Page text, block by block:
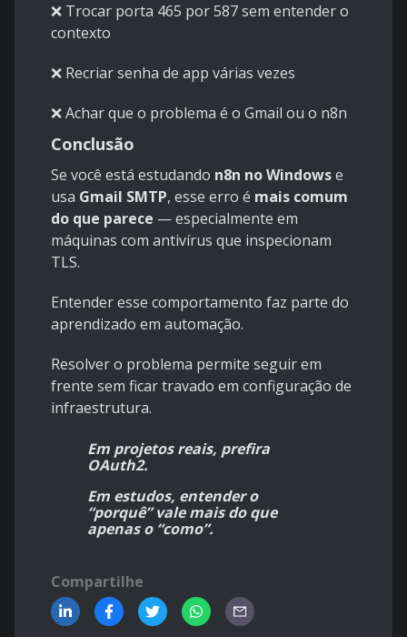
❌ Trocar porta 465 por 587 sem entender o
contexto
❌ Recriar senha de app várias vezes
❌ Achar que o problema é o Gmail ou o n8n
Conclusão
Se você está estudando n8n no Windowse
usa Gmail SMTP, esse erro é mais comum
do que parece — especialmente em
máquinas com antivírus que inspecionam
TLS.
Entender esse comportamento faz parte do
aprendizado em automação.
Resolver o problema permite seguir em
frente sem ficar travado em configuração de
infraestrutura.
Em projetos reais, prefira
OAuth2.
Em estudos, entender o
“porquê” vale mais do que
apenas o “como”.
Compartilhe